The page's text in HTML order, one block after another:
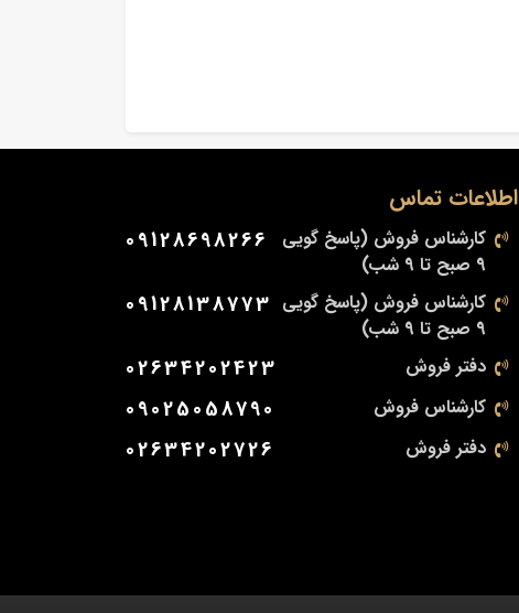
اطلاعات تماس
کارشناس فروش (پاسخ گویی
9 صبح تا 9 شب)
09128698266
کارشناس فروش (پاسخ گویی
9 صبح تا 9 شب)
09128138773
دفتر فروش 02634202423
کارشناس فروش 09025058790
دفتر فروش 02634202726